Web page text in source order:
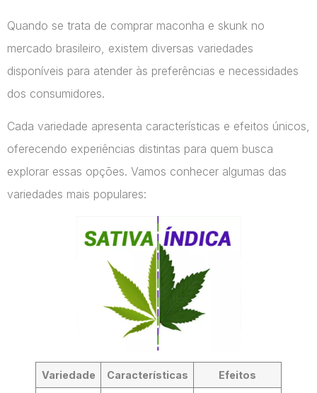
Quando se trata de comprar maconha e skunk no
mercado brasileiro, existem diversas variedades
disponíveis para atender às preferências e necessidades
dos consumidores.
Cada variedade apresenta características e efeitos únicos,
oferecendo experiências distintas para quem busca
explorar essas opções. Vamos conhecer algumas das
variedades mais populares:
Variedade Características Efeitos